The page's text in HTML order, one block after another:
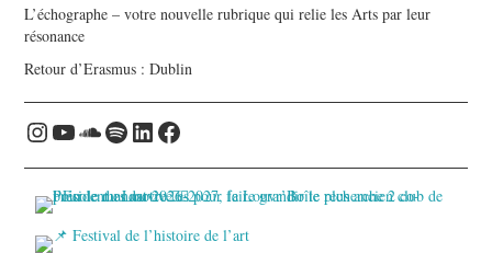
L’échographe – votre nouvelle rubrique qui relie les Arts par leur
résonance
Retour d’Erasmus : Dublin
Instagram
YouTube
Soundcloud
Spotify
LinkedIn
Facebook